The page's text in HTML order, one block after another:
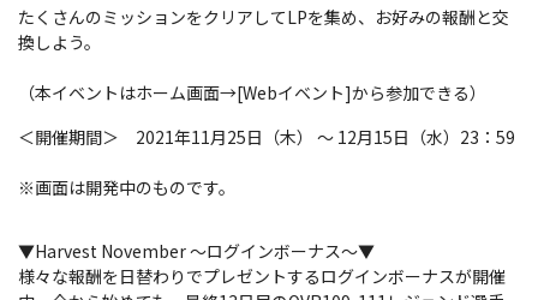
たくさんのミッションをクリアしてLPを集め、お好みの報酬と交
換しよう。
（本イベントはホーム画面→[Webイベント]から参加できる）
＜開催期間＞ 2021年11月25日（木） ～ 12月15日（水）23：59
※画面は開発中のものです。
▼Harvest November ～ログインボーナス～▼
様々な報酬を日替わりでプレゼントするログインボーナスが開催